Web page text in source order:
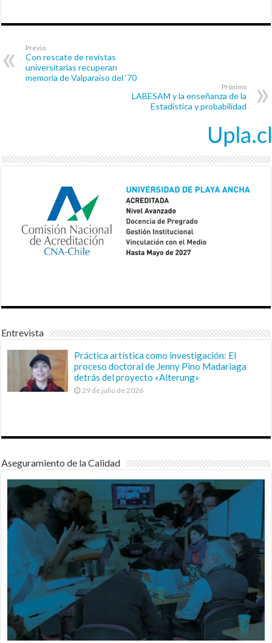
Previo
Con rescate de revistas
universitarias recuperan
memoria de Valparaíso del ‘70
Próximo
LABESAM y la enseñanza de la
Estadística y probabilidad
Entrevista
Práctica artística como investigación: El
proceso doctoral de Jenny Pino Madariaga
detrás del proyecto «Alterung»
29 de julio de 2026
Aseguramiento de la Calidad